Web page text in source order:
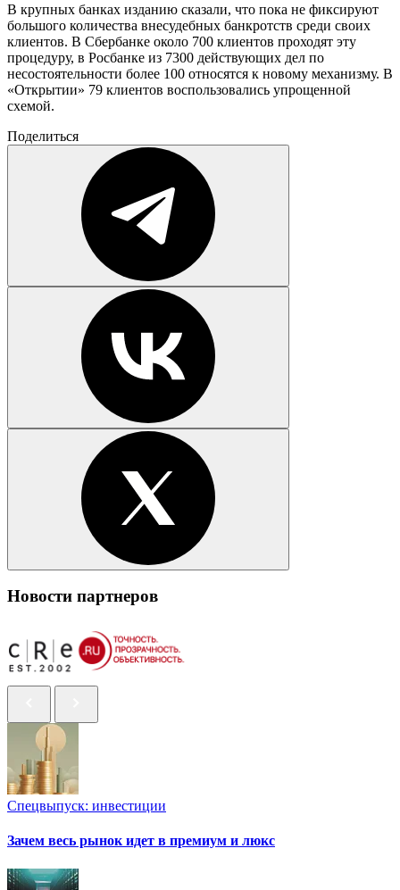
В крупных банках изданию сказали, что пока не фиксируют
большого количества внесудебных банкротств среди своих
клиентов. В Сбербанке около 700 клиентов проходят эту
процедуру, в Росбанке из 7300 действующих дел по
несостоятельности более 100 относятся к новому механизму. В
«Открытии» 79 клиентов воспользовались упрощенной
схемой.
Поделиться
Новости партнеров
Спецвыпуск: инвестиции
Зачем весь рынок идет в премиум и люкс